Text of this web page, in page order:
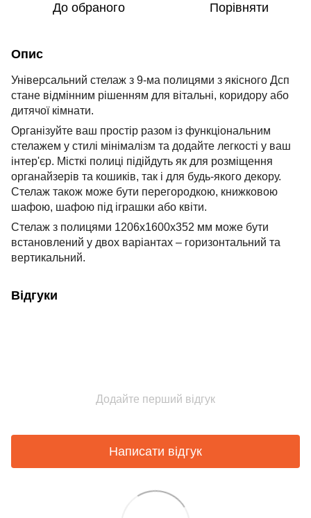
До обраного Порівняти
Опис
Універсальний стелаж з 9-ма полицями з якісного Дсп
стане відмінним рішенням для вітальні, коридору або
дитячої кімнати.
Організуйте ваш простір разом із функціональним
стелажем у стилі мінімалізм та додайте легкості у ваш
інтер'єр. Місткі полиці підійдуть як для розміщення
органайзерів та кошиків, так і для будь-якого декору.
Стелаж також може бути перегородкою, книжковою
шафою, шафою під іграшки або квіти.
Стелаж з полицями 1206х1600х352 мм може бути
встановлений у двох варіантах – горизонтальний та
вертикальний.
Відгуки
Додайте перший відгук
Написати відгук